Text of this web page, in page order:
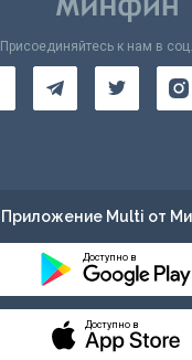
Присоединяйтесь к нам в
Приложение Multi от
Доступно в
Доступно в